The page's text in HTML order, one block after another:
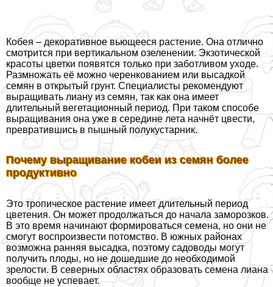
Кобея – декоративное вьющееся растение. Она отлично
смотрится при вертикальном озеленении. Экзотической
красоты цветки появятся только при заботливом уходе.
Размножать её можно черенкованием или высадкой
семян в открытый грунт. Специалисты рекомендуют
выращивать лиану из семян, так как она имеет
длительный вегетационный период. При таком способе
выращивания она уже в середине лета начнёт цвести,
превратившись в пышный полукустарник.
Почему выращивание кобеи из семян более
продуктивно
Это тропическое растение имеет длительный период
цветения. Он может продолжаться до начала заморозков.
В это время начинают формироваться семена, но они не
смогут воспроизвести потомство. В южных районах
возможна ранняя высадка, поэтому садоводы могут
получить плоды, но не дошедшие до необходимой
зрелости. В северных областях образовать семена лиана
вообще не успевает.